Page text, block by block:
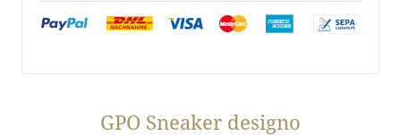
GPO Sneaker designo